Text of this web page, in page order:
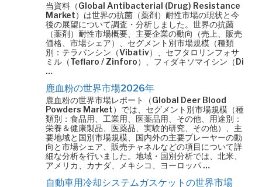
当資料（Global Antibacterial (Drug) Resistance
Market）は世界の抗菌（薬剤）耐性市場の現状と今
後の展望について調査・分析しました。世界の抗菌
（薬剤）耐性市場概要、主要企業の動向（売上、販売
価格、市場シェア）、セグメント別市場規模（種類
別：テラバンシン（Vibativ）、セフタロリンフォサ
ミル（Teflaro / Zinforo）、フィダキソマイシン（Di
…
鹿血粉の世界市場2026年
鹿血粉の世界市場レポート（Global Deer Blood
Powders Market）では、セグメント別市場規模（種
類別：食品用、工業用、医薬品用、その他、用途別：
栄養＆健康製品、医薬品、実験的研究、その他）、主
要地域と国別市場規模、国内外の主要プレーヤーの動
向と市場シェア、販売チャネルなどの項目について詳
細な分析を行いました。地域・国別分析では、北米、
アメリカ、カナダ、メキシコ、ヨーロッパ …
自動車用冷却システムガスケットの世界市場